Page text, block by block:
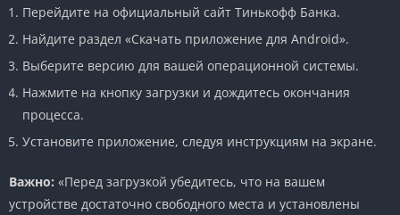
Перейдите на официальный сайт Тинькофф Банка.
Найдите раздел «Скачать приложение для Android».
Выберите версию для вашей операционной системы.
Нажмите на кнопку загрузки и дождитесь окончания
процесса.
Установите приложение, следуя инструкциям на экране.
Важно: «Перед загрузкой убедитесь, что на вашем
устройстве достаточно свободного места и установлены